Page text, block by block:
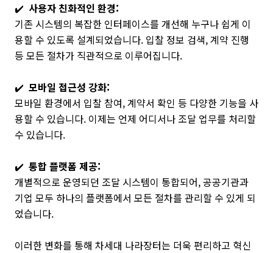
✔️ 사용자 친화적인 환경:
기존 시스템의 복잡한 인터페이스를 개선해 누구나 쉽게 이
용할 수 있도록 설계되었습니다. 입찰 정보 검색, 계약 진행
등 모든 절차가 직관적으로 이루어집니다.
✔️ 모바일 접근성 강화:
모바일 환경에서 입찰 참여, 계약서 확인 등 다양한 기능을 사
용할 수 있습니다. 이제는 언제 어디서나 조달 업무를 처리할
수 있습니다.
✔️ 통합 플랫폼 제공:
개별적으로 운영되던 조달 시스템이 통합되어, 공공기관과
기업 모두 하나의 플랫폼에서 모든 절차를 관리할 수 있게 되
었습니다.
이러한 변화를 통해 차세대 나라장터는 더욱 편리하고 혁신